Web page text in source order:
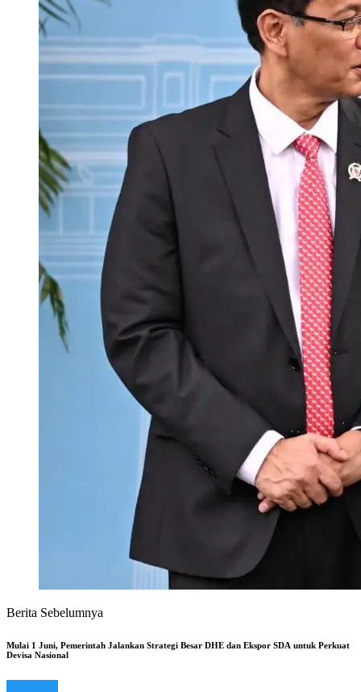
Berita Sebelumnya
Mulai 1 Juni, Pemerintah Jalankan Strategi Besar DHE dan Ekspor SDA untuk Perkuat
Devisa Nasional